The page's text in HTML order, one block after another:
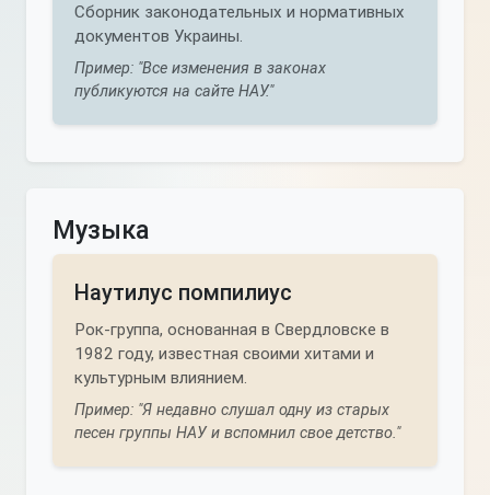
Сборник законодательных и нормативных
документов Украины.
Пример: "Все изменения в законах
публикуются на сайте НАУ."
Музыка
Наутилус помпилиус
Рок-группа, основанная в Свердловске в
1982 году, известная своими хитами и
культурным влиянием.
Пример: "Я недавно слушал одну из старых
песен группы НАУ и вспомнил свое детство."